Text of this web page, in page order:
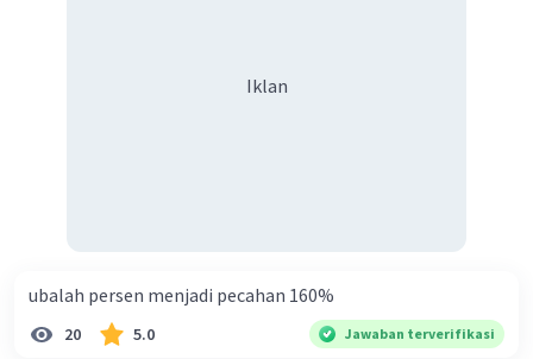
Iklan
ubalah persen menjadi pecahan 160%
20 5.0 Jawaban terverifikasi